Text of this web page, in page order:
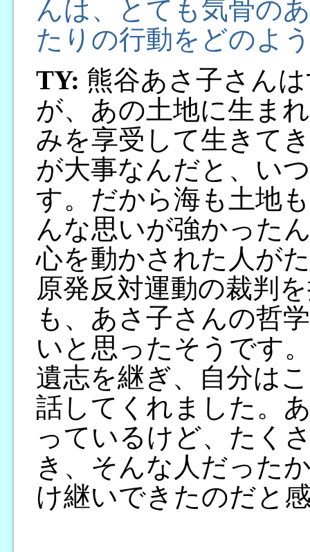
んは、とても気骨の
たりの行動をどのよ
TY: 熊谷あさ子さん
が、あの土地に生ま
みを享受して生きて
が大事なんだと、い
す。だから海も土地
んな思いが強かった
心を動かされた人が
原発反対運動の裁判
も、あさ子さんの哲
いと思ったそうです
遺志を継ぎ、自分は
話してくれました。
っているけど、たく
き、そんな人だった
け継いできたのだと